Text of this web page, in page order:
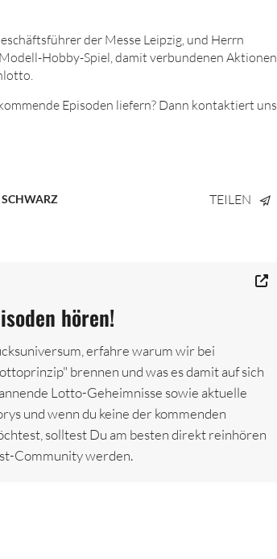
der Messe Leipzig, und Herrn
Hobby-Spiel, damit verbundenen Aktionen,
Episoden liefern? Dann kontaktiert uns
TEILEN
hören!
erfahre warum wir bei
brennen und was es damit auf sich
Lotto-Geheimnisse sowie aktuelle
und wenn du keine der kommenden
solltest Du am besten direkt reinhören
Community werden.